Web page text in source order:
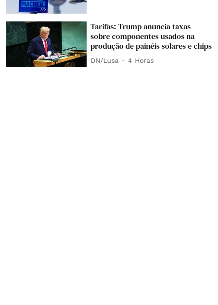
Tarifas: Trump anuncia taxas
sobre componentes usados na
produção de painéis solares e chips
DN/Lusa 4 Horas